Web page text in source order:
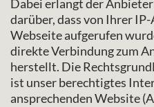
Dabei erlangt der
darüber, dass von Ihrer
Webseite aufgerufen
direkte Verbindung zum
herstellt. Die
ist unser berechtigtes
ansprechenden Website